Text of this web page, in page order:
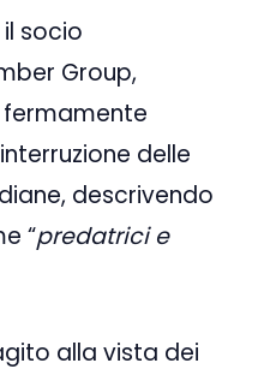
socio
Group,
fermamente
delle
descrivendo
“predatrici e
alla vista dei